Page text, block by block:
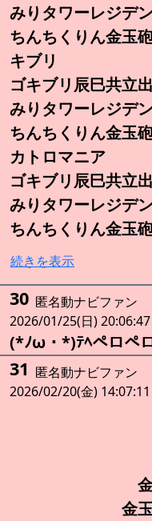
みりタワーレジデ
ちんちくりん金玉
キブリ
ゴキブリ辰巳共立
みりタワーレジデ
ちんちくりん金玉
カトロマニア
ゴキブリ辰巳共立
みりタワーレジデ
ちんちくりん金玉
続きを表示
30 匿名動ナビファン
2026/01/25(日)
(*ﾉω・*)ﾃﾍペロペ
31 匿名動ナビファン
2026/02/20(金)
金
金玉
金ゴキ
金玉ケジ
金玉金玉